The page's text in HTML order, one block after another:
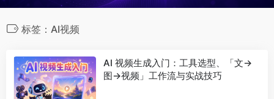
标签：AI视频
AI 视频生成入门：工具选型、「文→
图→视频」工作流与实战技巧